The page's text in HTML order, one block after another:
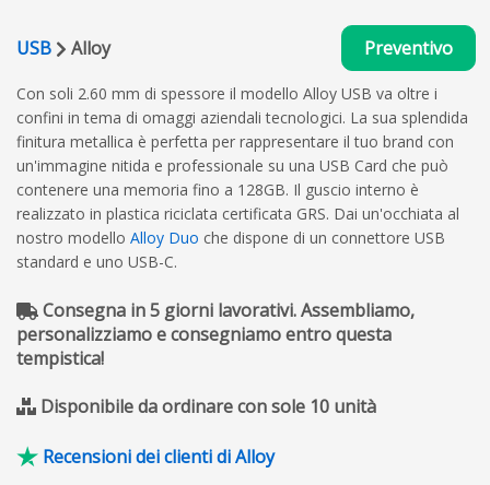
USB Alloy Preventivo
Con soli 2.60 mm di spessore il modello Alloy USB va oltre i
confini in tema di omaggi aziendali tecnologici. La sua splendida
finitura metallica è perfetta per rappresentare il tuo brand con
un'immagine nitida e professionale su una USB Card che può
contenere una memoria fino a 128GB. Il guscio interno è
realizzato in plastica riciclata certificata GRS. Dai un'occhiata al
nostro modello Alloy Duo che dispone di un connettore USB
standard e uno USB-C.
Consegna in 5 giorni lavorativi. Assembliamo,
personalizziamo e consegniamo entro questa
tempistica!
Disponibile da ordinare con sole 10 unità
Recensioni dei clienti di Alloy